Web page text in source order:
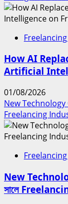
Freelancing
How AI
Artificial
01/08/2026
New Technology
Freelancing
Freelancing
New
সালে